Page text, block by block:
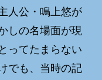
人公・鳴上悠が
しの名場面が現
ってたまらない
でも、当時の記